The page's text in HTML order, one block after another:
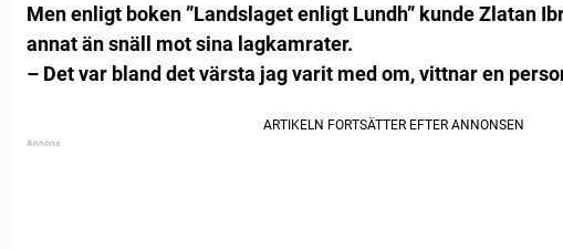
Men enligt boken ”Landslaget enligt Lundh” kunde Zlatan
annat än snäll mot sina lagkamrater.
– Det var bland det värsta jag varit med om, vittnar en